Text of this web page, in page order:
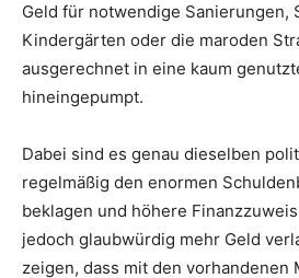
Geld für notwendige Sanierungen,
Kindergärten oder die maroden
ausgerechnet in eine kaum
hineingepumpt.
Dabei sind es genau dieselben
regelmäßig den enormen
beklagen und höhere
jedoch glaubwürdig mehr Geld
zeigen, dass mit den vorhandenen